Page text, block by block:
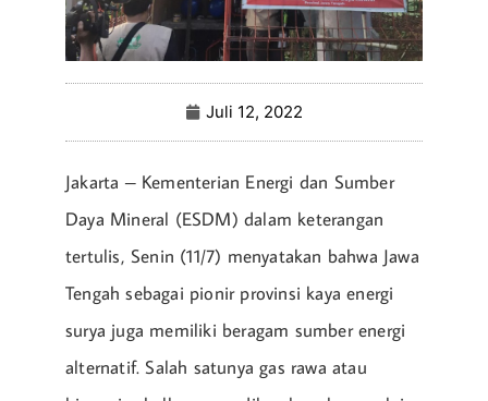
Juli 12, 2022
Jakarta – Kementerian Energi dan Sumber
Daya Mineral (ESDM) dalam keterangan
tertulis, Senin (11/7) menyatakan bahwa Jawa
Tengah sebagai pionir provinsi kaya energi
surya juga memiliki beragam sumber energi
alternatif. Salah satunya gas rawa atau